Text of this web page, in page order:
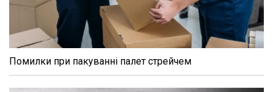
Помилки при пакуванні палет стрейчем